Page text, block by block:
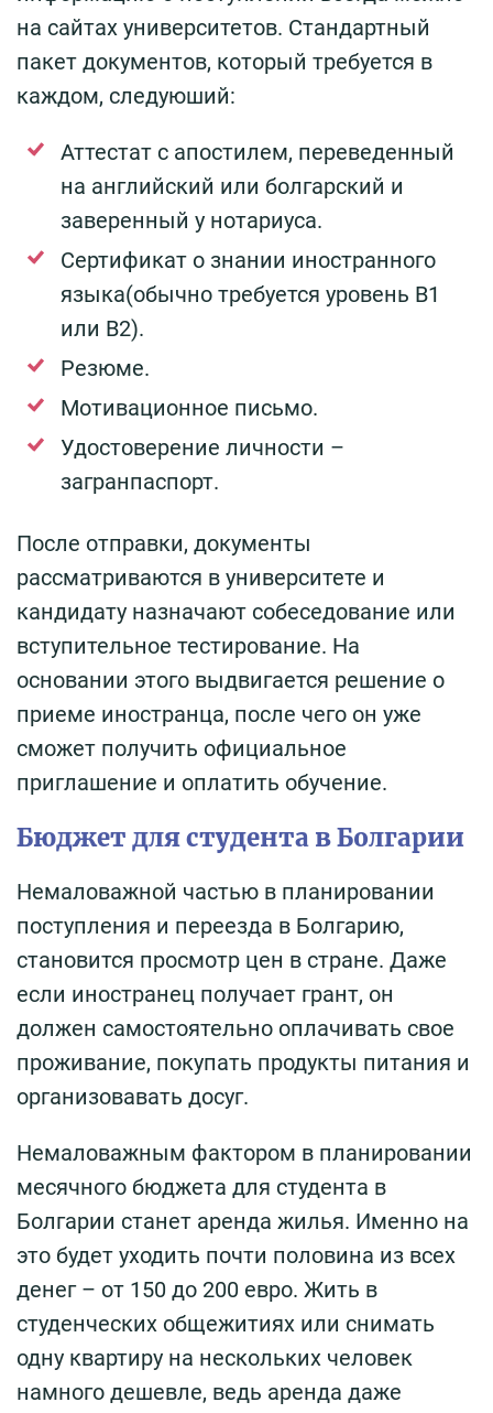
на сайтах университетов. Стандартный
пакет документов, который требуется в
каждом, следуюший:
Аттестат с апостилем, переведенный
на английский или болгарский и
заверенный у нотариуса.
Сертификат о знании иностранного
языка(обычно требуется уровень В1
или В2).
Резюме.
Мотивационное письмо.
Удостоверение личности –
загранпаспорт.
После отправки, документы
рассматриваются в университете и
кандидату назначают собеседование или
вступительное тестирование. На
основании этого выдвигается решение о
приеме иностранца, после чего он уже
сможет получить официальное
приглашение и оплатить обучение.
Бюджет для студента в Болгарии
Немаловажной частью в планировании
поступления и переезда в Болгарию,
становится просмотр цен в стране. Даже
если иностранец получает грант, он
должен самостоятельно оплачивать свое
проживание, покупать продукты питания и
организовавать досуг.
Немаловажным фактором в планировании
месячного бюджета для студента в
Болгарии станет аренда жилья. Именно на
это будет уходить почти половина из всех
денег – от 150 до 200 евро. Жить в
студенческих общежитиях или снимать
одну квартиру на нескольких человек
намного дешевле, ведь аренда даже